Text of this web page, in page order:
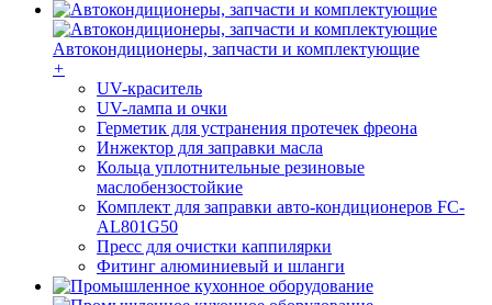
Автокондиционеры, запчасти и комплектующие
+
UV-краситель
UV-лампа и очки
Герметик для устранения протечек фреона
Инжектор для заправки масла
Кольца уплотнительные резиновые
маслобензостойкие
Комплект для заправки авто-кондиционеров FC-
AL801G50
Пресс для очистки каппилярки
Фитинг алюминиевый и шланги